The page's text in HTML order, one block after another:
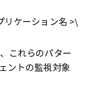
ケーション名 >\
これらのパター
ントの監視対象